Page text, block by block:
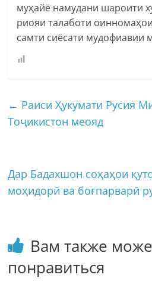
муҳайё намудани шароити
риояи талаботи
самти сиёсати мудофиавии
← Раиси Ҳукумати Русия
Тоҷикистон меояд
Дар Бадахшон соҳаҳои
моҳидорӣ ва боғпарварӣ
Вам также
понравиться